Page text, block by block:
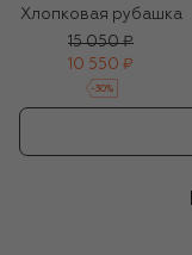
Хлопковая рубашка
15 050 ₽
10 550 ₽
-30%